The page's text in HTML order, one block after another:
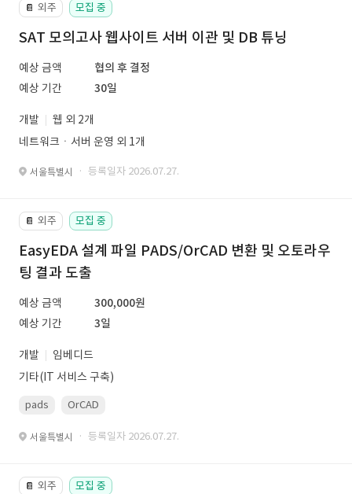
📔 외주 모집 중
SAT 모의고사 웹사이트 서버 이관 및 DB 튜닝
예상 금액
협의 후 결정
예상 기간
30일
개발
웹 외 2개
네트워크ㆍ서버 운영 외 1개
서울특별시 · 등록일자 2026.07.27.
📔 외주 모집 중
EasyEDA 설계 파일 PADS/OrCAD 변환 및 오토라우
팅 결과 도출
예상 금액
300,000원
예상 기간
3일
개발
임베디드
기타(IT 서비스 구축)
pads OrCAD
서울특별시 · 등록일자 2026.07.27.
📔 외주 모집 중